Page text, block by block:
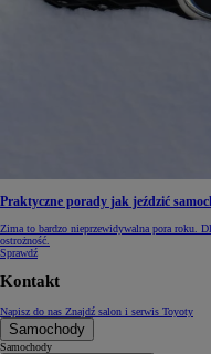
Praktyczne porady jak jeździć
Zima to bardzo nieprzewidywalna pora roku.
ostrożność.
Sprawdź
Kontakt
Napisz do nas Znajdź salon i serwis Toyoty
Samochody
Samochody